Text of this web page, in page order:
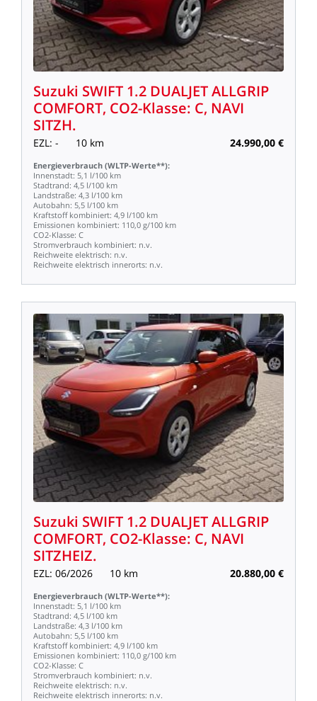
Suzuki SWIFT 1.2 DUALJETALLGRIP
COMFORT, CO2-Klasse: C, NAVI
SITZH.
EZL: - 10 km 24.990,00 €
Energieverbrauch (WLTP-Werte**):
Innenstadt: 5,1 l/100 km
Stadtrand: 4,5 l/100 km
Landstraße: 4,3 l/100 km
Autobahn: 5,5 l/100 km
Kraftstoff kombiniert: 4,9 l/100 km
Emissionen kombiniert: 110,0 g/100 km
CO2-Klasse: C
Stromverbrauch kombiniert: n.v.
Reichweite elektrisch: n.v.
Reichweite elektrisch innerorts: n.v.
Suzuki SWIFT 1.2 DUALJETALLGRIP
COMFORT, CO2-Klasse: C, NAVI
SITZHEIZ.
EZL: 06/2026 10 km 20.880,00 €
Energieverbrauch (WLTP-Werte**):
Innenstadt: 5,1 l/100 km
Stadtrand: 4,5 l/100 km
Landstraße: 4,3 l/100 km
Autobahn: 5,5 l/100 km
Kraftstoff kombiniert: 4,9 l/100 km
Emissionen kombiniert: 110,0 g/100 km
CO2-Klasse: C
Stromverbrauch kombiniert: n.v.
Reichweite elektrisch: n.v.
Reichweite elektrisch innerorts: n.v.